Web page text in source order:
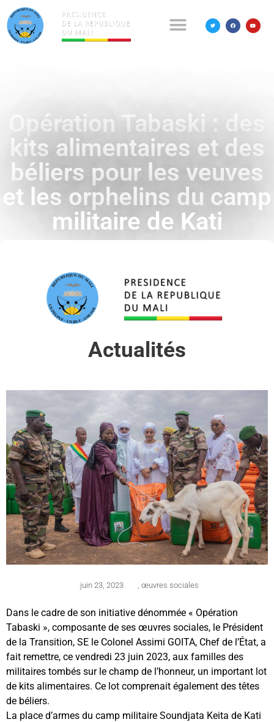
Opération Tabaski : des
kits alimentaires et des
béliers pour les veuves
et les orphelins du camp
militaire de Kati
Actualités
juin 23, 2023 œuvres sociales
Dans le cadre de son initiative dénommée « Opération
Tabaski », composante de ses œuvres sociales, le Président
de la Transition, SE le Colonel Assimi GOITA, Chef de l’État, a
fait remettre, ce vendredi 23 juin 2023, aux familles des
militaires tombés sur le champ de l’honneur, un important lot
de kits alimentaires. Ce lot comprenait également des têtes
de béliers.
La place d’armes du camp militaire Soundjata Keita de Kati